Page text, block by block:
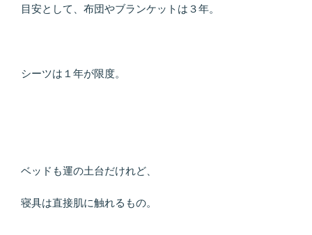
目安として、布団やブランケットは３年。
シーツは１年が限度。
ベッドも運の土台だけれど、
寝具は直接肌に触れるもの。